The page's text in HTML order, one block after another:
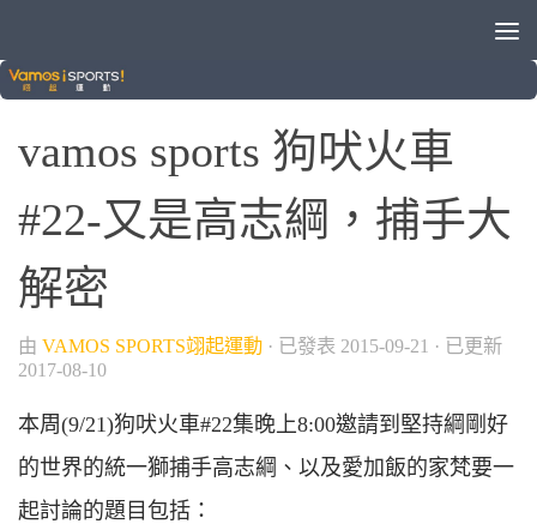
中華職棒 / 棒球
vamos sports 狗吠火車
#22-又是高志綱，捕手大
解密
由 VAMOS SPORTS翊起運動 · 已發表 2015-09-21 · 已更新
2017-08-10
本周(9/21)狗吠火車#22集晚上8:00邀請到堅持綱剛好
的世界的統一獅捕手高志綱、以及愛加飯的家梵要一
起討論的題目包括：